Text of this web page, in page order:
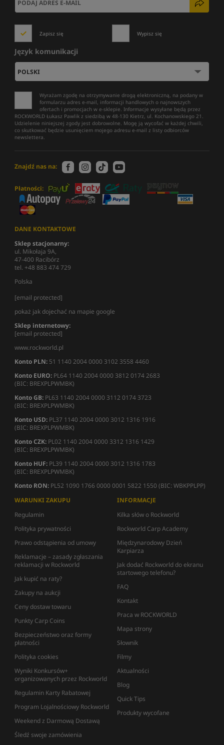
Zapisz się Wypisz się
Język komunikacji
Wyrażam zgodę na otrzymywanie drogą elektroniczną, na podany w
formularzu adres e-mail, informacji handlowych o najnowszych
ofertach i promocjach w e-sklepie. Informacje wysyłane będą przez
ROCKWORLD Łukasz Pawlik z siedzibą w 48-130 Kietrz, ul. Kochanowskiego 21.
Udzielenie niniejszej zgody jest dobrowolne. Mogę ją wycofać w każdej chwili,
co skutkować będzie usunięciem mojego adresu e-mail z listy odbiorców
newslettera.
Znajdź nas na:
Płatności:
DANE KONTAKTOWE
Sklep stacjonarny:
ul. Mikołaja 9A,
47-400 Racibórz
tel. +48 883 474 729
Polska
[email protected]
pokaż jak dojechać na mapie google
Sklep internetowy:
[email protected]
www.rockworld.pl
Konto PLN: 51 1140 2004 0000 3102 3558 4460
Konto EURO: PL64 1140 2004 0000 3812 0174 2683
(BIC: BREXPLPWMBK)
Konto GB: PL63 1140 2004 0000 3112 0174 3723
(BIC: BREXPLPWMBK)
Konto USD: PL37 1140 2004 0000 3012 1316 1916
(BIC: BREXPLPWMBK)
Konto CZK: PL02 1140 2004 0000 3312 1316 1429
(BIC: BREXPLPWMBK)
Konto HUF: PL39 1140 2004 0000 3012 1316 1783
(BIC: BREXPLPWMBK)
Konto RON: PL52 1090 1766 0000 0001 5822 1550 (BIC: WBKPPLPP)
WARUNKI ZAKUPU
Regulamin
Polityka prywatności
Prawo odstąpienia od umowy
Reklamacje – zasady zgłaszania
reklamacji w Rockworld
Jak kupić na raty?
Zakupy na aukcji
Ceny dostaw towaru
Punkty Carp Coins
Bezpieczeństwo oraz formy
płatności
Polityka cookies
Wyniki Konkursów+
organizowanych przez Rockworld
Regulamin Karty Rabatowej
Program Lojalnościowy Rockworld
Weekend z Darmową Dostawą
Śledź swoje zamówienia
INFORMACJE
Kilka słów o Rockworld
Rockworld Carp Academy
Międzynarodowy Dzień
Karpiarza
Jak dodać Rockworld do ekranu
startowego telefonu?
FAQ
Kontakt
Praca w ROCKWORLD
Mapa strony
Słownik
Filmy
Aktualności
Blog
Quick Tips
Produkty wycofane